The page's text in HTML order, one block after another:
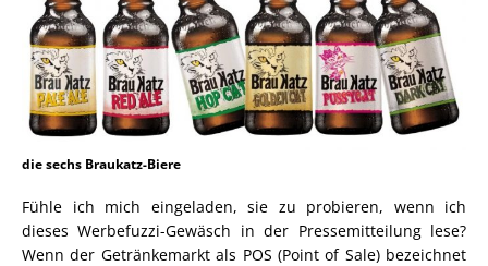
die sechs Braukatz-Biere
Fühle ich mich eingeladen, sie zu probieren, wenn ich
dieses Werbefuzzi-Gewäsch in der Pressemitteilung lese?
Wenn der Getränkemarkt als POS (Point of Sale) bezeichnet